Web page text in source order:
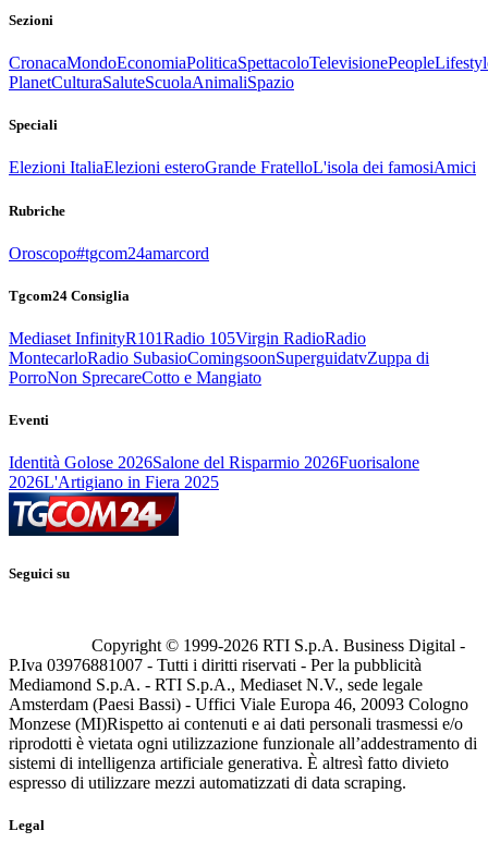
Sezioni
CronacaMondoEconomiaPoliticaSpettacoloTelevisionePeople
PlanetCulturaSaluteScuolaAnimaliSpazio
Speciali
Elezioni ItaliaElezioni esteroGrande FratelloL'isola dei famosiAmici
Rubriche
Oroscopo#tgcom24amarcord
Tgcom24 Consiglia
Mediaset InfinityR101Radio 105Virgin RadioRadio
MontecarloRadio SubasioComingsoonSuperguidatvZuppa di
PorroNon SprecareCotto e Mangiato
Eventi
Identità Golose 2026Salone del Risparmio 2026Fuorisalone
2026L'Artigiano in Fiera 2025
Seguici su
Copyright © 1999-2026 RTI S.p.A. Business Digital -
P.Iva 03976881007 - Tutti i diritti riservati - Per la pubblicità
Mediamond S.p.A. - RTI S.p.A., Mediaset N.V., sede legale
Amsterdam (Paesi Bassi) - Uffici Viale Europa 46, 20093 Cologno
Monzese (MI)Rispetto ai contenuti e ai dati personali trasmessi e/o
riprodotti è vietata ogni utilizzazione funzionale all’addestramento di
sistemi di intelligenza artificiale generativa. È altresì fatto divieto
espresso di utilizzare mezzi automatizzati di data scraping.
Legal